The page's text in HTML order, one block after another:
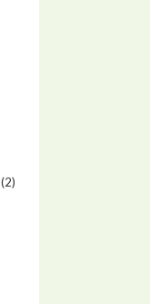
(2)